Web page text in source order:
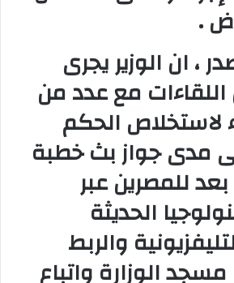
.
، ان الوزير يجرى
مع عدد من
لاستخلاص الحكم
مدى جواز بث خطبة
للمصرين عبر
الحديثة
والربط
الوزارة واتباع